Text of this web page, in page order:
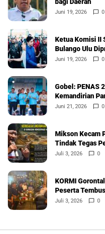
Juni 19, 2026 0
Ketua Komisi II
Bulango Ulu
Juni 19, 2026 0
Gobel: PENAS
Kemandirian
Juni 21, 2026 0
Mikson Kecam
Tindak Tegas
Juli 3, 2026 0
KORMI
Peserta
Juli 3, 2026 0